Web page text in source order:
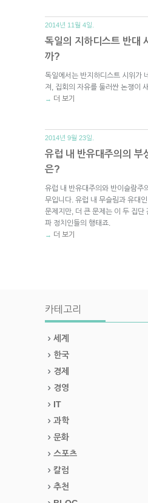
2014년 11월 4일.
독일의 지하디스트 반대
까?
독일에서는 반지하디스트 시위가
져, 집회의 자유를 둘러싼 논쟁이
→ 더 보기
2014년 9월 23일.
유럽 내 반유대주의의 부
은?
유럽 내 반유대주의와 반이슬람주
무입니다. 유럽 내 무슬림과 유대
문제지만, 더 큰 문제는 이 두 집단
파 정치인들의 행태죠.
→ 더 보기
카테고리
세계
한국
경제
경영
IT
과학
문화
스포츠
칼럼
추천